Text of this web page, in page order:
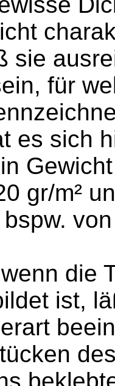
sie
für
es sich
gr/m²
die
ist,